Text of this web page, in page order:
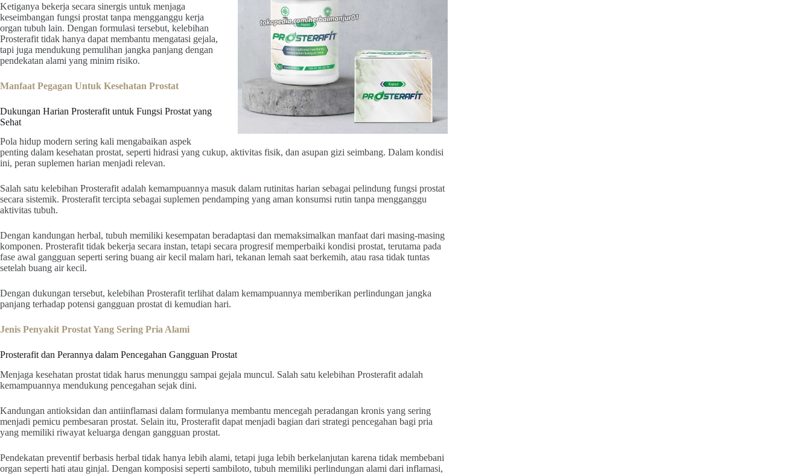
Ketiganya bekerja secara sinergis untuk menjaga
keseimbangan fungsi prostat tanpa mengganggu kerja
organ tubuh lain. Dengan formulasi tersebut, kelebihan
Prosterafit tidak hanya dapat membantu mengatasi gejala,
tapi juga mendukung pemulihan jangka panjang dengan
pendekatan alami yang minim risiko.
Manfaat Pegagan Untuk Kesehatan Prostat
Dukungan Harian Prosterafit untuk Fungsi Prostat yang
Sehat
Pola hidup modern sering kali mengabaikan aspek
penting dalam kesehatan prostat, seperti hidrasi yang cukup, aktivitas fisik, dan asupan gizi seimbang. Dalam kondisi
ini, peran suplemen harian menjadi relevan.
Salah satu kelebihan Prosterafit adalah kemampuannya masuk dalam rutinitas harian sebagai pelindung fungsi prostat
secara sistemik. Prosterafit tercipta sebagai suplemen pendamping yang aman konsumsi rutin tanpa mengganggu
aktivitas tubuh.
Dengan kandungan herbal, tubuh memiliki kesempatan beradaptasi dan memaksimalkan manfaat dari masing-masing
komponen. Prosterafit tidak bekerja secara instan, tetapi secara progresif memperbaiki kondisi prostat, terutama pada
fase awal gangguan seperti sering buang air kecil malam hari, tekanan lemah saat berkemih, atau rasa tidak tuntas
setelah buang air kecil.
Dengan dukungan tersebut, kelebihan Prosterafit terlihat dalam kemampuannya memberikan perlindungan jangka
panjang terhadap potensi gangguan prostat di kemudian hari.
Jenis Penyakit Prostat Yang Sering Pria Alami
Prosterafit dan Perannya dalam Pencegahan Gangguan Prostat
Menjaga kesehatan prostat tidak harus menunggu sampai gejala muncul. Salah satu kelebihan Prosterafit adalah
kemampuannya mendukung pencegahan sejak dini.
Kandungan antioksidan dan antiinflamasi dalam formulanya membantu mencegah peradangan kronis yang sering
menjadi pemicu pembesaran prostat. Selain itu, Prosterafit dapat menjadi bagian dari strategi pencegahan bagi pria
yang memiliki riwayat keluarga dengan gangguan prostat.
Pendekatan preventif berbasis herbal tidak hanya lebih alami, tetapi juga lebih berkelanjutan karena tidak membebani
organ seperti hati atau ginjal. Dengan komposisi seperti sambiloto, tubuh memiliki perlindungan alami dari inflamasi,